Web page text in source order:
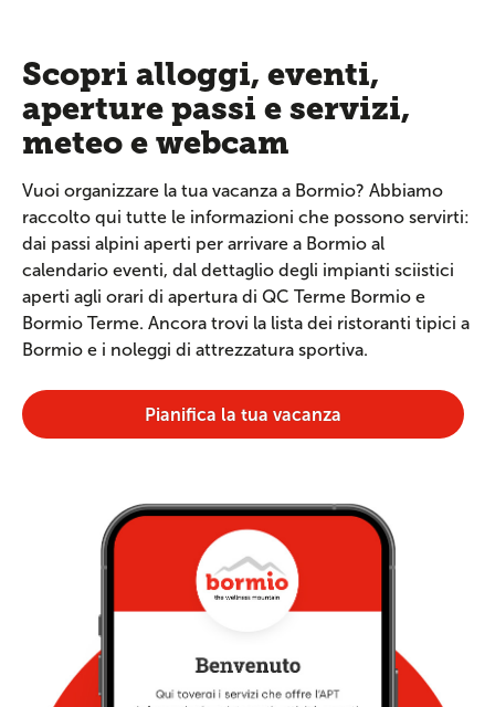
Scopri alloggi, eventi,
aperture passi e servizi,
meteo e webcam
Vuoi organizzare la tua vacanza a Bormio? Abbiamo
raccolto qui tutte le informazioni che possono servirti:
dai passi alpini aperti per arrivare a Bormio al
calendario eventi, dal dettaglio degli impianti sciistici
aperti agli orari di apertura di QC Terme Bormio e
Bormio Terme. Ancora trovi la lista dei ristoranti tipici a
Bormio e i noleggi di attrezzatura sportiva.
Pianifica la tua vacanza